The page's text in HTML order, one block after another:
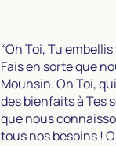
“Oh Toi, Tu
Fais en sorte que
Mouhsin. Oh Toi,
des bienfaits à Tes
que nous
tous nos besoins !